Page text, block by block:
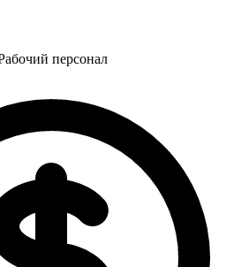
персонал